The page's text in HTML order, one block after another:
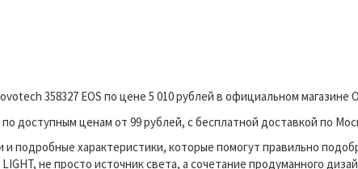
358327 EOS по цене 5 010 рублей в официальном магазине
доступным ценам от 99 рублей, с бесплатной доставкой по
подробные характеристики, которые помогут правильно
не просто источник света, а сочетание продуманного